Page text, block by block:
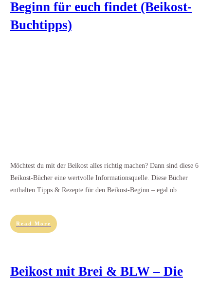
Beginn für euch findet (Beikost-
Buchtipps)
Möchtest du mit der Beikost alles richtig machen? Dann sind diese 6
Beikost-Bücher eine wertvolle Informationsquelle. Diese Bücher
enthalten Tipps & Rezepte für den Beikost-Beginn – egal ob
Read More
Beikost mit Brei & BLW – Die